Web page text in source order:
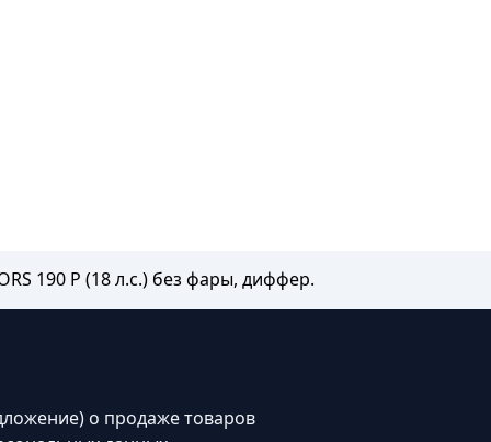
190 P (18 л.с.) без фары, диффер.
о продаже товаров